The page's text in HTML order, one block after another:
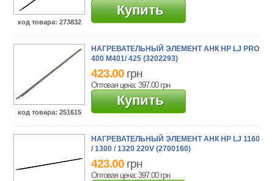
код товара: 273832
Купить
код товара: 251615
НАГРЕВАТЕЛЬНЫЙ ЭЛЕМЕНТ АНК HP LJ PRO
400 M401/ 425 (3202293)
423.00 грн
Оптовая цена: 397.00 грн
Купить
НАГРЕВАТЕЛЬНЫЙ ЭЛЕМЕНТ АНК HP LJ 1160
/ 1300 / 1320 220V (2700160)
423.00 грн
Оптовая цена: 397.00 грн